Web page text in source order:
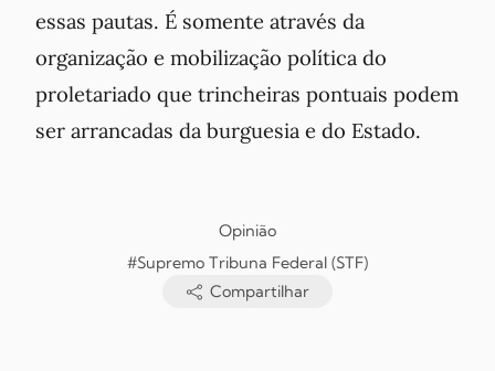
essas pautas. É somente através da
organização e mobilização política do
proletariado que trincheiras pontuais podem
ser arrancadas da burguesia e do Estado.
Opinião
#Supremo Tribuna Federal (STF)
Compartilhar